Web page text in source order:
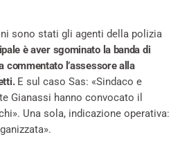
sono stati gli agenti della polizia
è aver sgominato la banda di
commentato l’assessore alla
E sul caso Sas: «Sindaco e
Gianassi hanno convocato il
Una sola, indicazione operativa: